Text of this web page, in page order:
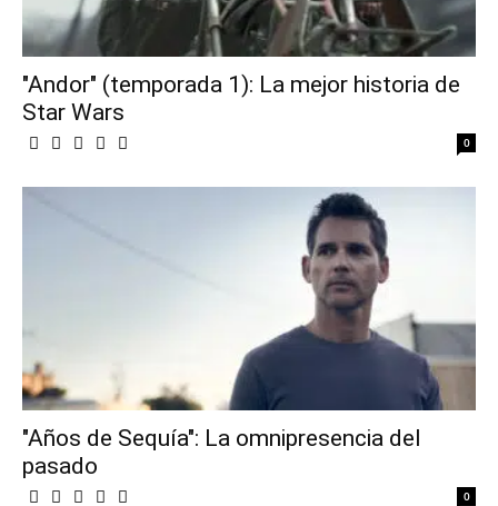
"Andor" (temporada 1): La mejor historia de
Star Wars
0
"Años de Sequía": La omnipresencia del
pasado
0